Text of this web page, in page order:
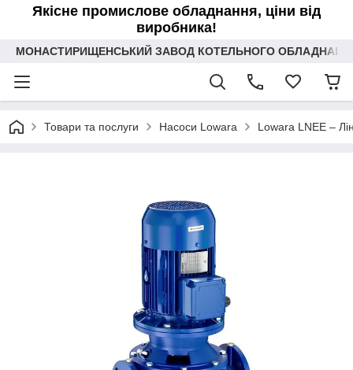
Якісне промислове обладнання, ціни від
виробника!
МОНАСТИРИЩЕНСЬКИЙ ЗАВОД КОТЕЛЬНОГО
Товари та послуги Насоси Lowara Lowara LNEE –